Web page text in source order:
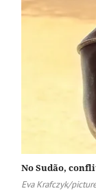
No Sudão,
Eva Krafczyk/